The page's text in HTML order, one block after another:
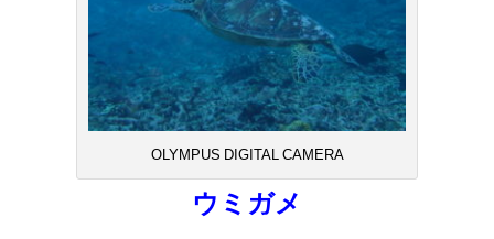
OLYMPUS DIGITAL CAMERA
ウミガメ